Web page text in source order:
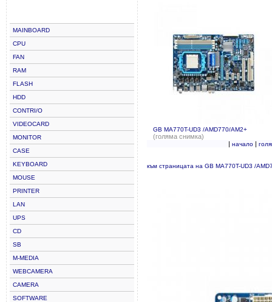
MAINBOARD
CPU
FAN
RAM
FLASH
HDD
CONTRI/O
VIDEOCARD
MONITOR
CASE
KEYBOARD
MOUSE
PRINTER
LAN
UPS
CD
SB
M-MEDIA
WEBCAMERA
CAMERA
SOFTWARE
GB MA770T-UD3 /AMD770/AM2+
(голяма снимка)
|начало |
към страницата на GB MA770T-UD3 /